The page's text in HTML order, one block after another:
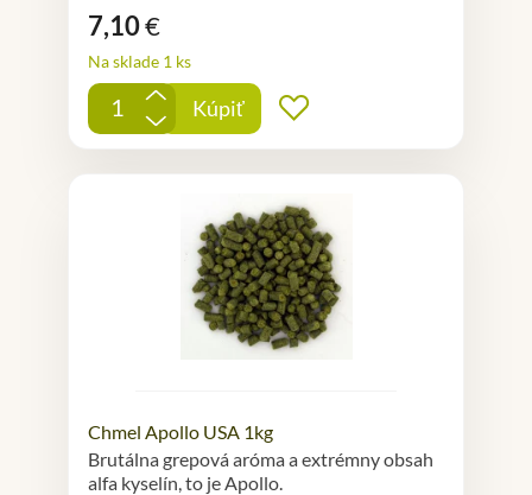
7,10€
Na sklade 1 ks
+
-
Kúpiť
Chmel Apollo USA 1kg
Brutálna grepová aróma a extrémny obsah
alfa kyselín, to je Apollo.